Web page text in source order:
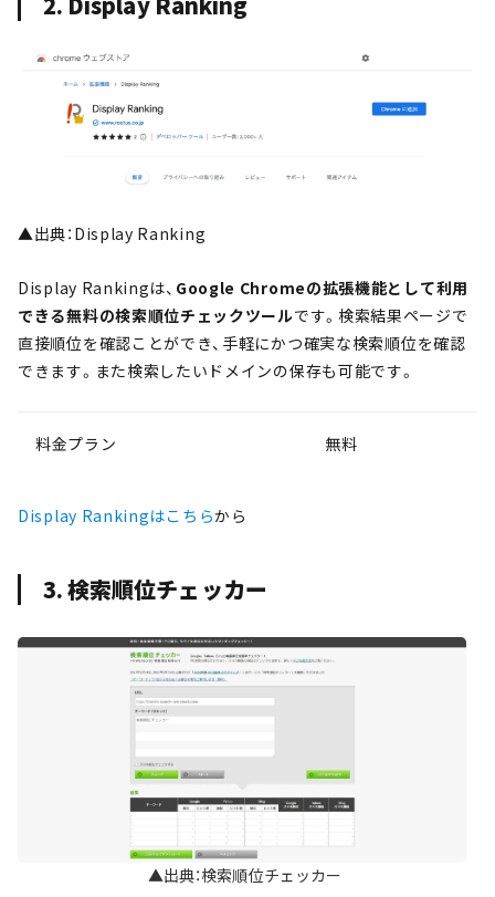
▲出典：Display Ranking
Display Rankingは、 Google Chromeの拡張機能として利用
できる無料の検索順位チェックツールです。検索結果ページで
直接順位を確認ことができ、手軽にかつ確実な検索順位を確認
できます。また検索したいドメインの保存も可能です。
料金プラン 無料
Display Rankingはこちらから
3. 検索順位チェッカー
▲出典：検索順位チェッカー